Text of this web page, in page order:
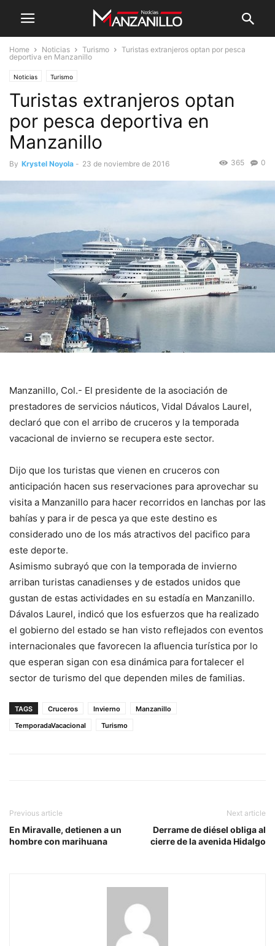
Home Noticias Turismo
Turistas extranjeros optan por pesca
deportiva en Manzanillo
Noticias Turismo
Turistas extranjeros optan
por pesca deportiva en
Manzanillo
By Krystel Noyola - 23 de noviembre de 2016 0
365
Manzanillo, Col.- El presidente de la asociación de
prestadores de servicios náuticos, Vidal Dávalos Laurel,
declaró que con el arribo de cruceros y la temporada
vacacional de invierno se recupera este sector.
Dijo que los turistas que vienen en cruceros con
anticipación hacen sus reservaciones para aprovechar su
visita a Manzanillo para hacer recorridos en lanchas por las
bahías y para ir de pesca ya que este destino es
considerado uno de los más atractivos del pacifico para
este deporte.
Asimismo subrayó que con la temporada de invierno
arriban turistas canadienses y de estados unidos que
gustan de estas actividades en su estadía en Manzanillo.
Dávalos Laurel, indicó que los esfuerzos que ha realizado
el gobierno del estado se han visto reflejados con eventos
internacionales que favorecen la afluencia turística por lo
que esperan sigan con esa dinámica para fortalecer el
sector de turismo del que dependen miles de familias.
TAGS Cruceros Invierno
Manzanillo
TemporadaVacacional
Turismo
Previous article
En Miravalle, detienen a un
hombre con marihuana
Next article
Derrame de diésel obliga al
cierre de la avenida Hidalgo